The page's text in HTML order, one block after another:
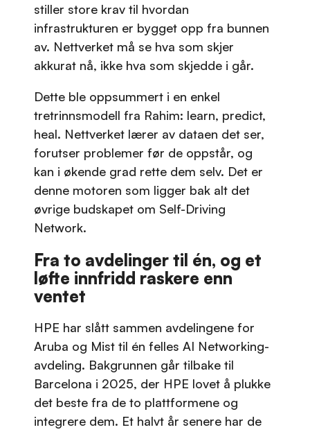
stiller store krav til hvordan
infrastrukturen er bygget opp fra bunnen
av. Nettverket må se hva som skjer
akkurat nå, ikke hva som skjedde i går.
Dette ble oppsummert i en enkel
tretrinnsmodell fra Rahim: learn, predict,
heal. Nettverket lærer av dataen det ser,
forutser problemer før de oppstår, og
kan i økende grad rette dem selv. Det er
denne motoren som ligger bak alt det
øvrige budskapet om Self-Driving
Network.
Fra to avdelinger til én, og et
løfte innfridd raskere enn
ventet
HPE har slått sammen avdelingene for
Aruba og Mist til én felles AI Networking-
avdeling. Bakgrunnen går tilbake til
Barcelona i 2025, der HPE lovet å plukke
det beste fra de to plattformene og
integrere dem. Et halvt år senere har de